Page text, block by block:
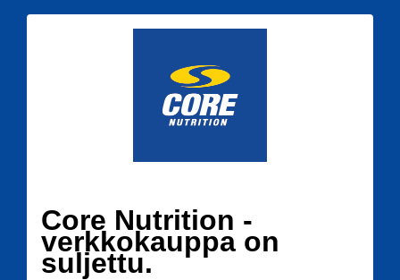
Core Nutrition -
verkkokauppa on
suljettu.